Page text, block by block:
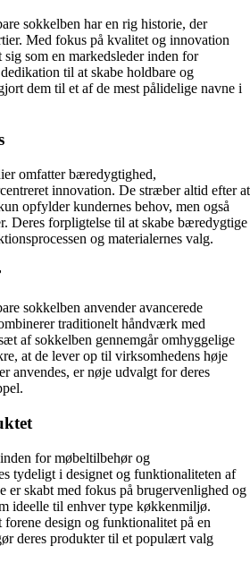
sokkelben har en rig historie, der
Med fokus på kvalitet og innovation
som en markedsleder inden for
til at skabe holdbare og
dem til et af de mest pålidelige navne i
omfatter bæredygtighed,
innovation. De stræber altid efter at
opfylder kundernes behov, men også
Deres forpligtelse til at skabe bæredygtige
og materialernes valg.
sokkelben anvender avancerede
traditionelt håndværk med
af sokkelben gennemgår omhyggelige
at de lever op til virksomhedens høje
anvendes, er nøje udvalgt for deres
for møbeltilbehør og
tydeligt i designet og funktionaliteten af
er skabt med fokus på brugervenlighed og
ideelle til enhver type køkkenmiljø.
forene design og funktionalitet på en
deres produkter til et populært valg